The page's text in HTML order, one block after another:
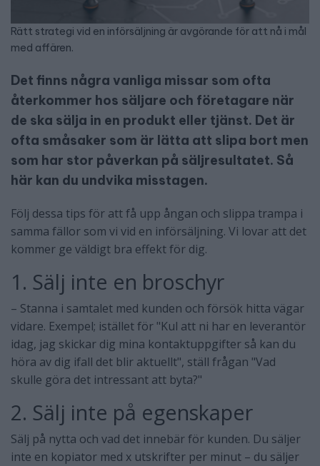
Rätt strategi vid en införsäljning är avgörande för att nå i mål
med affären.
Det finns några vanliga missar som ofta
återkommer hos säljare och företagare när
de ska sälja in en produkt eller tjänst. Det är
ofta småsaker som är lätta att slipa bort men
som har stor påverkan på säljresultatet. Så
här kan du undvika misstagen.
Följ dessa tips för att få upp ångan och slippa trampa i
samma fällor som vi vid en införsäljning. Vi lovar att det
kommer ge väldigt bra effekt för dig.
1. Sälj inte en broschyr
– Stanna i samtalet med kunden och försök hitta vägar
vidare. Exempel; istället för "Kul att ni har en leverantör
idag, jag skickar dig mina kontaktuppgifter så kan du
höra av dig ifall det blir aktuellt", ställ frågan "Vad
skulle göra det intressant att byta?"
2. Sälj inte på egenskaper
Sälj på nytta och vad det innebär för kunden. Du säljer
inte en kopiator med x utskrifter per minut – du säljer